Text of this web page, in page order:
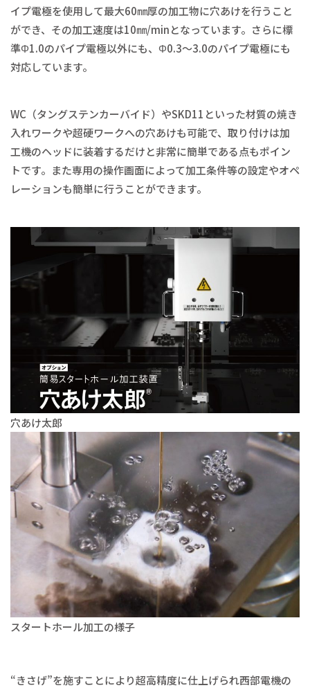
イプ電極を使用して最大60㎜厚の加工物に穴あけを行うこと
ができ、その加工速度は10㎜/minとなっています。さらに標
準Φ1.0のパイプ電極以外にも、Φ0.3～3.0のパイプ電極にも
対応しています。
WC（タングステンカーバイド）やSKD11といった材質の焼き
入れワークや超硬ワークへの穴あけも可能で、取り付けは加
工機のヘッドに装着するだけと非常に簡単である点もポイン
トです。また専用の操作画面によって加工条件等の設定やオペ
レーションも簡単に行うことができます。
穴あけ太郎
スタートホール加工の様子
“きさげ”を施すことにより超高精度に仕上げられ西部電機の